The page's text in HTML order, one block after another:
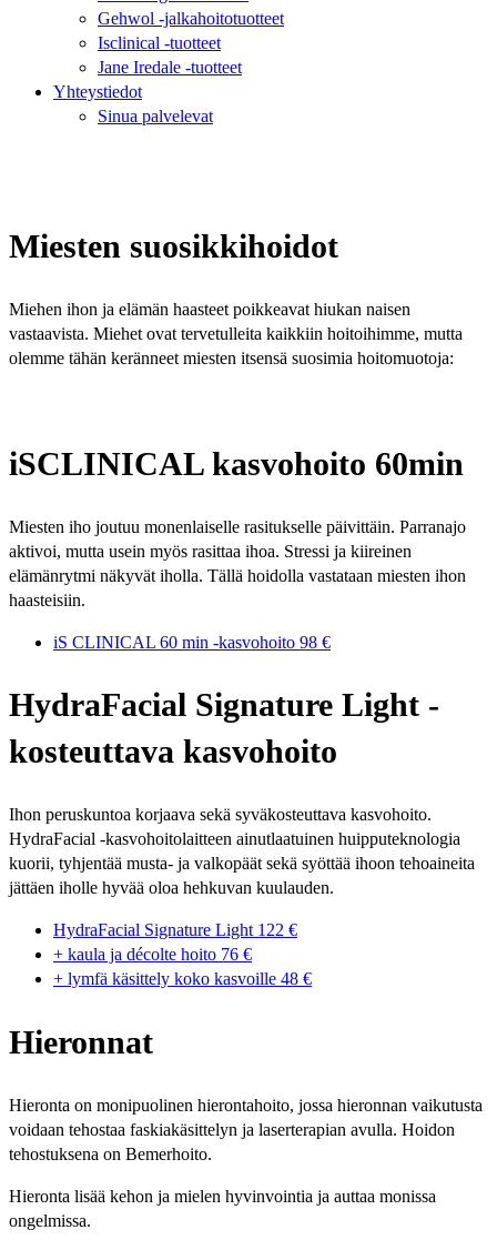
Gehwol -jalkahoitotuotteet
Isclinical -tuotteet
Jane Iredale -tuotteet
Yhteystiedot
Sinua palvelevat
Miesten suosikkihoidot
Miehen ihon ja elämän haasteet poikkeavat hiukan naisen
vastaavista. Miehet ovat tervetulleita kaikkiin hoitoihimme, mutta
olemme tähän keränneet miesten itsensä suosimia hoitomuotoja:
iSCLINICAL kasvohoito 60min
Miesten iho joutuu monenlaiselle rasitukselle päivittäin. Parranajo
aktivoi, mutta usein myös rasittaa ihoa. Stressi ja kiireinen
elämänrytmi näkyvät iholla. Tällä hoidolla vastataan miesten ihon
haasteisiin.
iS CLINICAL 60 min -kasvohoito 98 €
HydraFacial Signature Light -
kosteuttava kasvohoito
Ihon peruskuntoa korjaava sekä syväkosteuttava kasvohoito.
HydraFacial -kasvohoitolaitteen ainutlaatuinen huipputeknologia
kuorii, tyhjentää musta- ja valkopäät sekä syöttää ihoon tehoaineita
jättäen iholle hyvää oloa hehkuvan kuulauden.
HydraFacial Signature Light 122 €
+ kaula ja décolte hoito 76 €
+ lymfä käsittely koko kasvoille 48 €
Hieronnat
Hieronta on monipuolinen hierontahoito, jossa hieronnan vaikutusta
voidaan tehostaa faskiakäsittelyn ja laserterapian avulla. Hoidon
tehostuksena on Bemerhoito.
Hieronta lisää kehon ja mielen hyvinvointia ja auttaa monissa
ongelmissa.